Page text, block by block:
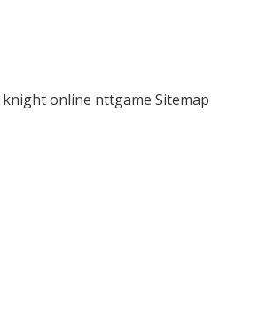
knight online nttgame Sitemap